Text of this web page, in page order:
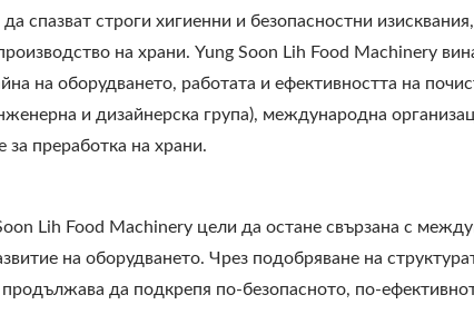
спазват строги хигиенни и безопасностни
на храни. Yung Soon Lih Food Machinery
на оборудването, работата и ефективността на
и дизайнерска група), международна
за преработка на храни.
Lih Food Machinery цели да остане свързана с
на оборудването. Чрез подобряване на
да подкрепя по-безопасното, по-